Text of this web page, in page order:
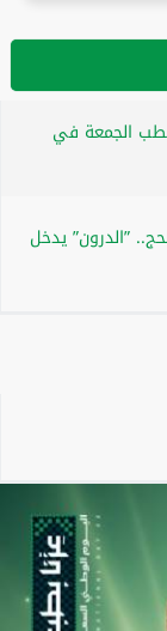
الجمعة في
”الدرون” يدخل